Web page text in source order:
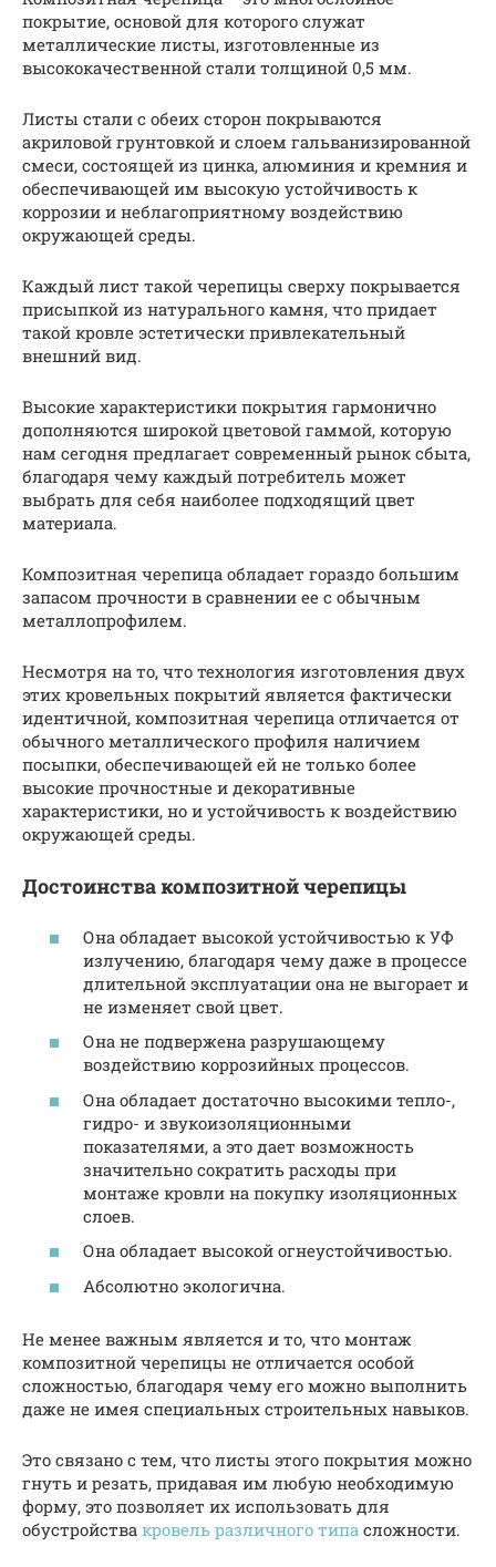
покрытие, основой для которого служат
металлические листы, изготовленные из
высококачественной стали толщиной 0,5 мм.
Листы стали с обеих сторон покрываются
акриловой грунтовкой и слоем гальванизированной
смеси, состоящей из цинка, алюминия и кремния и
обеспечивающей им высокую устойчивость к
коррозии и неблагоприятному воздействию
окружающей среды.
Каждый лист такой черепицы сверху покрывается
присыпкой из натурального камня, что придает
такой кровле эстетически привлекательный
внешний вид.
Высокие характеристики покрытия гармонично
дополняются широкой цветовой гаммой, которую
нам сегодня предлагает современный рынок сбыта,
благодаря чему каждый потребитель может
выбрать для себя наиболее подходящий цвет
материала.
Композитная черепица обладает гораздо большим
запасом прочности в сравнении ее с обычным
металлопрофилем.
Несмотря на то, что технология изготовления двух
этих кровельных покрытий является фактически
идентичной, композитная черепица отличается от
обычного металлического профиля наличием
посыпки, обеспечивающей ей не только более
высокие прочностные и декоративные
характеристики, но и устойчивость к воздействию
окружающей среды.
Достоинства композитной черепицы
Она обладает высокой устойчивостью к УФ
излучению, благодаря чему даже в процессе
длительной эксплуатации она не выгорает и
не изменяет свой цвет.
Она не подвержена разрушающему
воздействию коррозийных процессов.
Она обладает достаточно высокими тепло-,
гидро- и звукоизоляционными
показателями, а это дает возможность
значительно сократить расходы при
монтаже кровли на покупку изоляционных
слоев.
Она обладает высокой огнеустойчивостью.
Абсолютно экологична.
Не менее важным является и то, что монтаж
композитной черепицы не отличается особой
сложностью, благодаря чему его можно выполнить
даже не имея специальных строительных навыков.
Это связано с тем, что листы этого покрытия можно
гнуть и резать, придавая им любую необходимую
форму, это позволяет их использовать для
обустройства кровель различного типа сложности.